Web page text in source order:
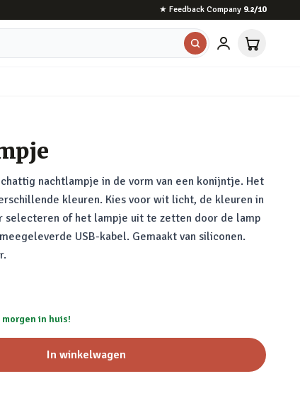
★ Feedback Company 9.2/10
nachtlampje in de vorm van een konijntje. Het
kleuren. Kies voor wit licht, de kleuren in
selecteren of het lampje uit te zetten door de lamp
USB-kabel. Gemaakt van siliconen.
in huis!
In winkelwagen